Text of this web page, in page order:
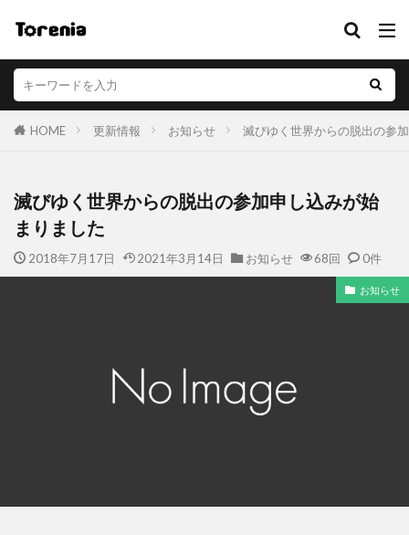
HOME 更新情報 お知らせ 滅びゆく世界からの脱出の参
滅びゆく世界からの脱出の参加申し込みが始
まりました
2018年7月17日 2021年3月14日 お知らせ 68回 0件
お知らせ